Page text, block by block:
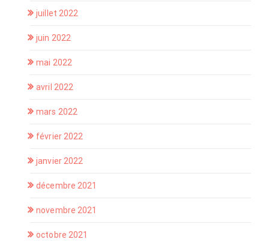
juillet 2022
juin 2022
mai 2022
avril 2022
mars 2022
février 2022
janvier 2022
décembre 2021
novembre 2021
octobre 2021